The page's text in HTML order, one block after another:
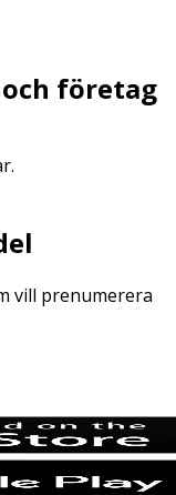
företag
vill prenumerera